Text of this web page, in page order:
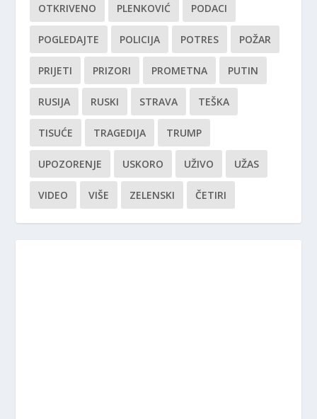
OTKRIVENO PLENKOVIĆ PODACI
POGLEDAJTE POLICIJA POTRES POŽAR
PRIJETI PRIZORI PROMETNA PUTIN
RUSIJA RUSKI STRAVA TEŠKA
TISUĆE TRAGEDIJA TRUMP
UPOZORENJE USKORO UŽIVO UŽAS
VIDEO VIŠE ZELENSKI ČETIRI